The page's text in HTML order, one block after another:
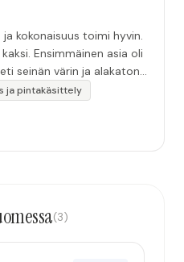
kokonaisuus toimi hyvin.
Ensimmäinen asia oli
seinän värin ja alakaton
Hyvä toki että siinä
optimaalisessa
tähän huomiota.
käytän”
ja pintakäsittely
(3)